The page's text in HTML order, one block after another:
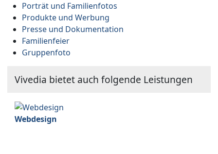
Porträt und Familienfotos
Produkte und Werbung
Presse und Dokumentation
Familienfeier
Gruppenfoto
Vivedia bietet auch folgende Leistungen
Webdesign